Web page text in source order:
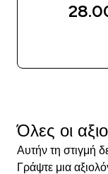
Όλες οι
Αυτήν τη στιγμή
Γράψτε μια